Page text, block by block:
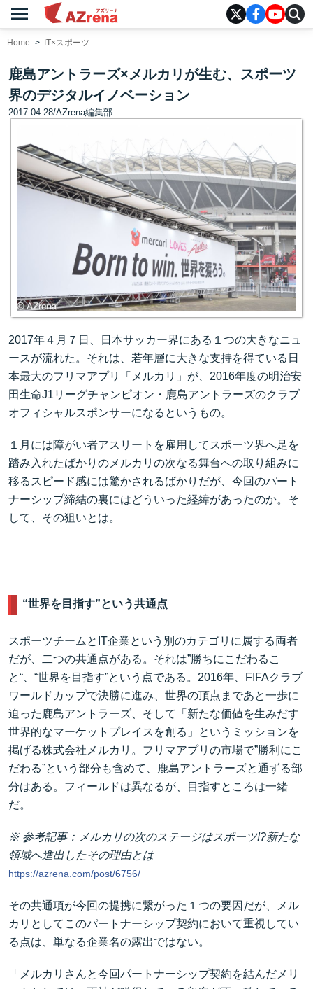
menu
Home IT×スポーツ
鹿島アントラーズ×メルカリが生む、スポーツ
界のデジタルイノベーション
2017.04.28/AZrena編集部
2017年４月７日、日本サッカー界にある１つの大きなニュ
ースが流れた。それは、若年層に大きな支持を得ている日
本最大のフリマアプリ「メルカリ」が、2016年度の明治安
田生命J1リーグチャンピオン・鹿島アントラーズのクラブ
オフィシャルスポンサーになるというもの。
１月には障がい者アスリートを雇用してスポーツ界へ足を
踏み入れたばかりのメルカリの次なる舞台への取り組みに
移るスピード感には驚かされるばかりだが、今回のパート
ナーシップ締結の裏にはどういった経緯があったのか。そ
して、その狙いとは。
“世界を目指す”という共通点
スポーツチームとIT企業という別のカテゴリに属する両者
だが、二つの共通点がある。それは”勝ちにこだわるこ
と“、“世界を目指す”という点である。2016年、FIFAクラブ
ワールドカップで決勝に進み、世界の頂点まであと一歩に
迫った鹿島アントラーズ、そして「新たな価値を生みだす
世界的なマーケットプレイスを創る」というミッションを
掲げる株式会社メルカリ。フリマアプリの市場で”勝利にこ
だわる”という部分も含めて、鹿島アントラーズと通ずる部
分はある。フィールドは異なるが、目指すところは一緒
だ。
※ 参考記事：メルカリの次のステージはスポーツ!?新たな
領域へ進出したその理由とは
https://azrena.com/post/6756/
その共通項が今回の提携に繋がった１つの要因だが、メル
カリとしてこのパートナーシップ契約において重視してい
る点は、単なる企業名の露出ではない。
「メルカリさんと今回パートナーシップ契約を結んだメリ